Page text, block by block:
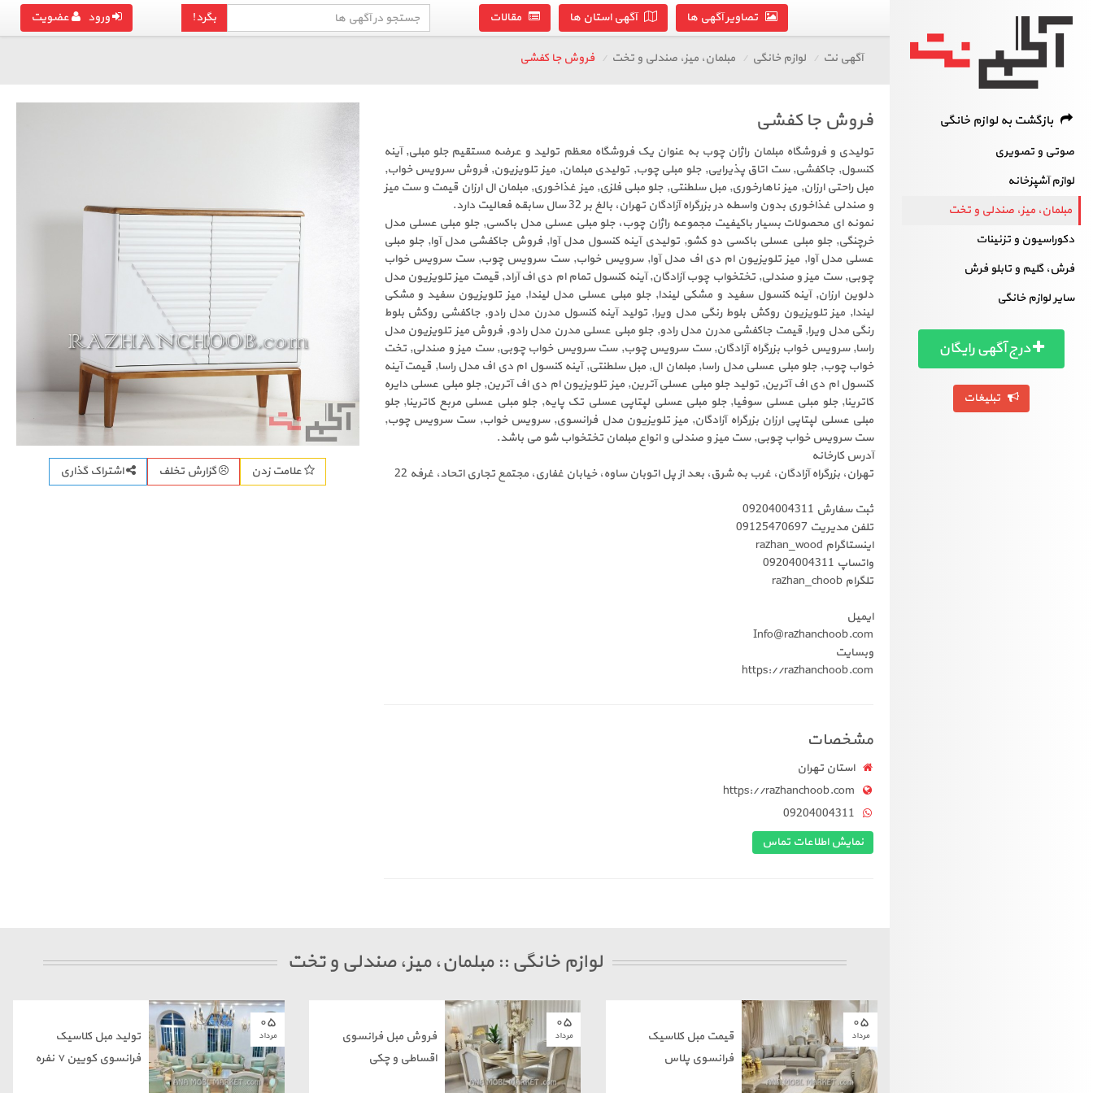
ورود عضویت بگرد! تصاویر آگهی ها آگهی استان ها مقالات
بازگشت به لوازم خانگی
صوتی و تصویری
لوازم آشپزخانه
مبلمان، میز، صندلی و تخت
دکوراسیون و تزئینات
فرش، گلیم و تابلو فرش
سایر لوازم خانگی
درج آگهی رایگان
تبلیغات
آگهی نت لوازم خانگی مبلمان، میز، صندلی و تخت فروش جا کفشی
فروش جا کفشی
تولیدی و فروشگاه مبلمان راژان چوب به عنوان یک فروشگاه معظم تولید و عرضه مستقیم جلو مبلی, آینه
کنسول, جاکفشی, ست اتاق پذیرایی, جلو مبلی چوب, تولیدی مبلمان, میز تلویزیون, فروش سرویس خواب,
مبل راحتی ارزان, میز ناهارخوری, مبل سلطنتی, جلو مبلی فلزی, میز غذاخوری, مبلمان ال ارزان قیمت و ست میز
و صندلی غذاخوری بدون واسطه در بزرگراه آزادگان تهران، بالغ بر 32 سال سابقه فعالیت دارد.
نمونه ای محصولات بسیار باکیفیت مجموعه راژان چوب، جلو مبلی عسلی مدل باکسی, جلو مبلی عسلی مدل
خرچنگی, جلو مبلی عسلی باکسی دو کشو, تولیدی آینه کنسول مدل آوا, فروش جاکفشی مدل آوا, جلو مبلی
عسلی مدل آوا, میز تلویزیون ام دی اف مدل آوا, سرویس خواب, ست سرویس چوب, ست سرویس خواب
چوبی, ست میز و صندلی, تختخواب چوب آزادگان, آینه کنسول تمام ام دی اف آراد, قیمت میز تلویزیون مدل
دلوین ارزان, آینه کنسول سفید و مشکی لیندا, جلو مبلی عسلی مدل لیندا, میز تلویزیون سفید و مشکی
لیندا, میز تلویزیون روکش بلوط رنگی مدل ویرا, تولید آینه کنسول مدرن مدل رادو, جاکفشی روکش بلوط
رنگی مدل ویرا, قیمت جاکفشی مدرن مدل رادو, جلو مبلی عسلی مدرن مدل رادو, فروش میز تلویزیون مدل
راسا, سرویس خواب بزرگراه آزادگان, ست سرویس چوب, ست سرویس خواب چوبی, ست میز و صندلی, تخت
خواب چوب, جلو مبلی عسلی مدل راسا, مبلمان ال, مبل سلطنتی, آینه کنسول ام دی اف مدل راسا, قیمت آینه
کنسول ام دی اف آترین, تولید جلو مبلی عسلی آترین, میز تلویزیون ام دی اف آترین, جلو مبلی عسلی دایره
کاترینا, جلو مبلی عسلی سوفیا, جلو مبلی عسلی لپتاپی عسلی تک پایه, جلو مبلی عسلی مربع کاترینا, جلو
مبلی عسلی لپتاپی ارزان بزرگراه آزادگان, میز تلویزیون مدل فرانسوی, سرویس خواب, ست سرویس چوب,
ست سرویس خواب چوبی, ست میز و صندلی و انواع مبلمان تختخواب شو می باشد.
آدرس کارخانه
تهران، بزرگراه آزادگان، غرب به شرق، بعد از پل اتوبان ساوه، خیابان غفاری، مجتمع تجاری اتحاد، غرفه 22
ثبت سفارش 09204004311
تلفن مدیریت 09125470697
اینستاگرام razhan_wood
واتساپ 09204004311
تلگرام razhan_choob
ایمیل
Info@razhanchoob.com
وبسایت
https://razhanchoob.com
مشخصات
استان تهران
https://razhanchoob.com
09204004311
نمایش اطلاعات تماس
علامت زدن گزارش تخلف اشتراک گذاری
لوازم خانگی :: مبلمان، میز، صندلی و تخت
۰۵
مرداد
قیمت مبل کلاسیک
فرانسوی پلاس
۰۵
مرداد
فروش مبل فرانسوی
اقساطی و چکی
۰۵
مرداد
تولید مبل کلاسیک
فرانسوی کویین ۷ نفره